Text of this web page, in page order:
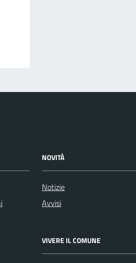
NOVITÀ
Notizie
Avvisi
VIVERE IL COMUNE